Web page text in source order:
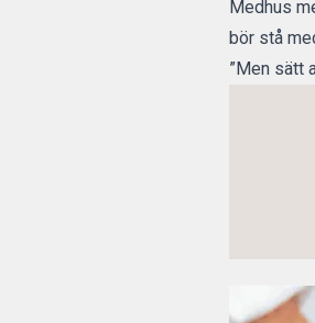
Medhus
bör stå
”Men sätt